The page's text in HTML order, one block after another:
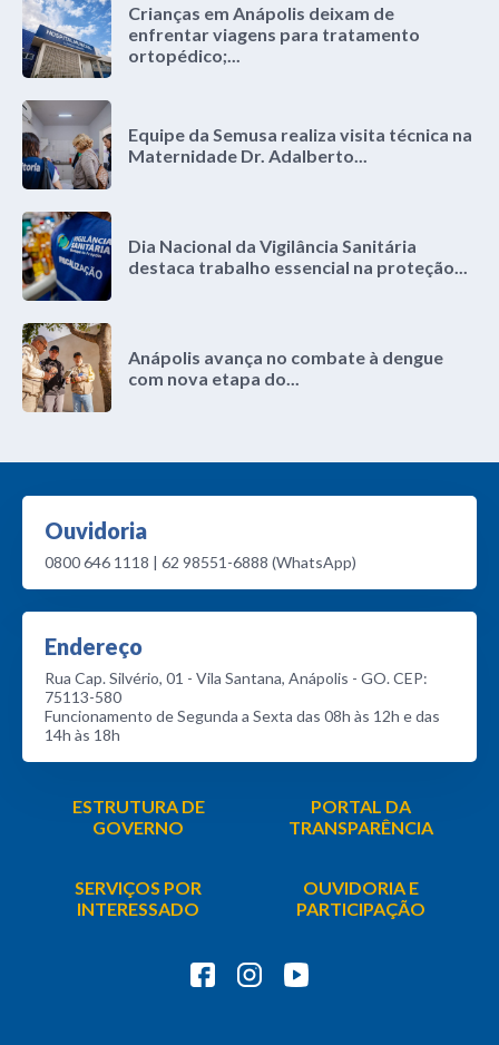
Crianças em Anápolis deixam de
enfrentar viagens para tratamento
ortopédico;...
Equipe da Semusa realiza visita técnica na
Maternidade Dr. Adalberto...
Dia Nacional da Vigilância Sanitária
destaca trabalho essencial na proteção...
Anápolis avança no combate à dengue
com nova etapa do...
Ouvidoria
0800 646 1118 | 62 98551-6888 (WhatsApp)
Endereço
Rua Cap. Silvério, 01 - Vila Santana, Anápolis - GO. CEP:
75113-580
Funcionamento de Segunda a Sexta das 08h às 12h e das
14h às 18h
ESTRUTURA DE
GOVERNO
PORTAL DA
TRANSPARÊNCIA
SERVIÇOS POR
INTERESSADO
OUVIDORIA E
PARTICIPAÇÃO